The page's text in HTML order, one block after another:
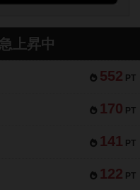
上昇中
552 PT
170 PT
141 PT
122 PT